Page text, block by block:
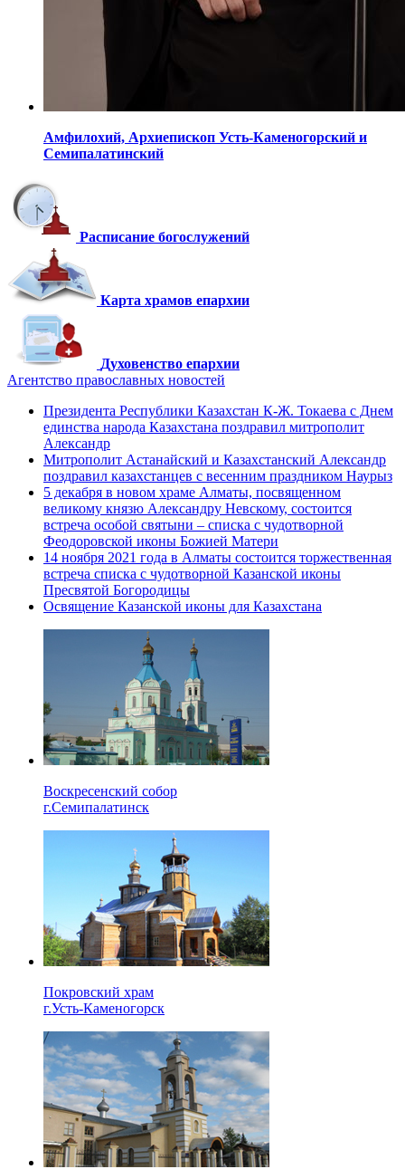
Амфилохий, Архиепископ Усть-Каменогорский и
Семипалатинский
Расписание богослужений
Карта храмов епархии
Духовенство епархии
Агентство православных новостей
Президента Республики Казахстан К-Ж. Токаева с Днем
единства народа Казахстана поздравил митрополит
Александр
Митрополит Астанайский и Казахстанский Александр
поздравил казахстанцев с весенним праздником Наурыз
5 декабря в новом храме Алматы, посвященном
великому князю Александру Невскому, состоится
встреча особой святыни – списка с чудотворной
Феодоровской иконы Божией Матери
14 ноября 2021 года в Алматы состоится торжественная
встреча списка с чудотворной Казанской иконы
Пресвятой Богородицы
Освящение Казанской иконы для Казахстана
Воскресенский собор
г.Семипалатинск
Покровский храм
г.Усть-Каменогорск